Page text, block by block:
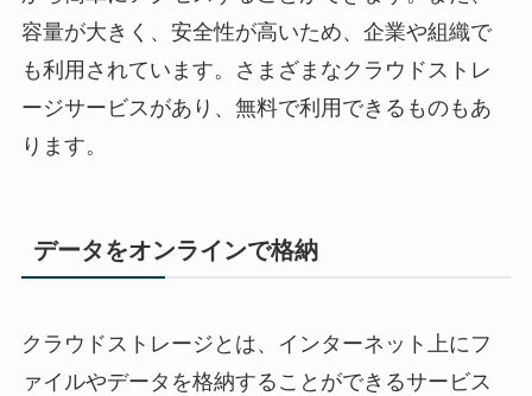
容量が大きく、安全性が高いため、企業や組織で
も利用されています。さまざまなクラウドストレ
ージサービスがあり、無料で利用できるものもあ
ります。
データをオンラインで格納
クラウドストレージとは、インターネット上にフ
ァイルやデータを格納することができるサービス